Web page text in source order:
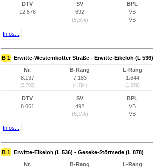
DTV
12.576
SV
692
(5,5%)
BPL
VB
VB
Infos...
B 1 Erwitte-Westernkötter Straße - Erwitte-Eikeloh (L 536)
Nr.
8.137
(2.702)
B-Rang
7.183
(4.794)
L-Rang
1.644
(1.059)
DTV
8.061
SV
492
(6,1%)
BPL
VB
VB
Infos...
B 1 Erwitte-Eikeloh (L 536) - Geseke-Störmede (L 878)
Nr.
B-Rang
L-Rang